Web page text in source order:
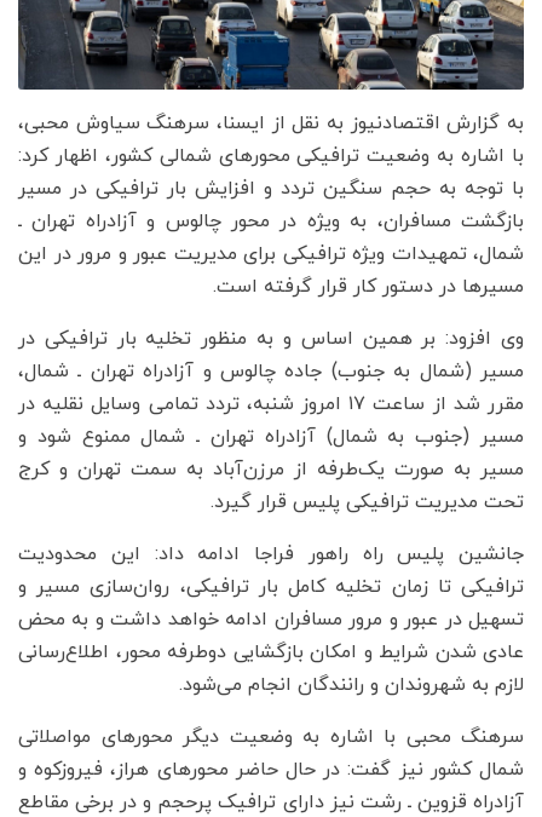
به گزارش اقتصادنیوز به نقل از ایسنا، سرهنگ سیاوش محبی،
با اشاره به وضعیت ترافیکی محورهای شمالی کشور، اظهار کرد:
با توجه به حجم سنگین تردد و افزایش بار ترافیکی در مسیر
بازگشت مسافران، به‌ ویژه در محور چالوس و آزادراه تهران ـ
شمال، تمهیدات ویژه ترافیکی برای مدیریت عبور و مرور در این
مسیرها در دستور کار قرار گرفته است.
وی افزود: بر همین اساس و به منظور تخلیه بار ترافیکی در
مسیر (شمال به جنوب) جاده چالوس و آزادراه تهران ـ شمال،
مقرر شد از ساعت ۱۷ امروز شنبه، تردد تمامی وسایل نقلیه در
مسیر (جنوب به شمال) آزادراه تهران ـ شمال ممنوع شود و
مسیر به صورت یک‌طرفه از مرزن‌آباد به سمت تهران و کرج
تحت مدیریت ترافیکی پلیس قرار گیرد.
جانشین پلیس راه راهور فراجا ادامه داد: این محدودیت
ترافیکی تا زمان تخلیه کامل بار ترافیکی، روان‌سازی مسیر و
تسهیل در عبور و مرور مسافران ادامه خواهد داشت و به محض
عادی شدن شرایط و امکان بازگشایی دوطرفه محور، اطلاع‌رسانی
لازم به شهروندان و رانندگان انجام می‌شود.
سرهنگ محبی با اشاره به وضعیت دیگر محورهای مواصلاتی
شمال کشور نیز گفت: در حال حاضر محورهای هراز، فیروزکوه و
آزادراه قزوین ـ رشت نیز دارای ترافیک پرحجم و در برخی مقاطع